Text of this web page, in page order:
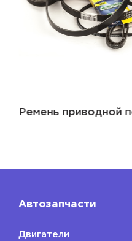
Ремень приводной
Автозапчасти
Двигатели